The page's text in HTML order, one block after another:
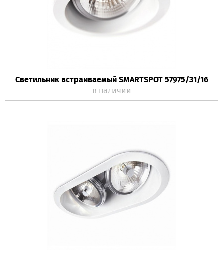
Светильник встраиваемый SMARTSPOT 57975/31/16
в наличии